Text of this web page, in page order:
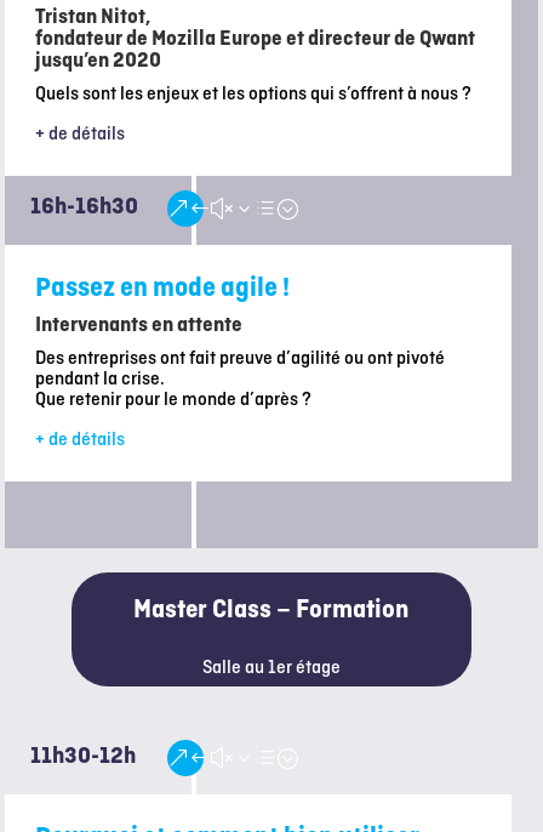
Tristan Nitot,
fondateur de Mozilla Europe et directeur de Qwant
jusqu’en 2020
Quels sont les enjeux et les options qui s’offrent à nous ?
+ de détails
16h-16h30 &#x3d;
Passez en mode agile !
Intervenants en attente
Des entreprises ont fait preuve d’agilité ou ont pivoté
pendant la crise.
Que retenir pour le monde d’après ?
+ de détails
Master Class – Formation
Salle au 1er étage
11h30-12h &#x3d;